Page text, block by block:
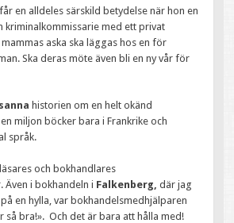
en alldeles särskild betydelse när hon en
kriminalkommissarie med ett privat
aska ska läggas hos en för
Ska deras möte även bli en ny vår för
historien om en helt okänd
miljon böcker bara i Frankrike och
språk.
och bokhandlares
i bokhandeln i Falkenberg,där jag
en hylla, var bokhandelsmedhjälparen
så bra!». Och det är bara att hålla med!